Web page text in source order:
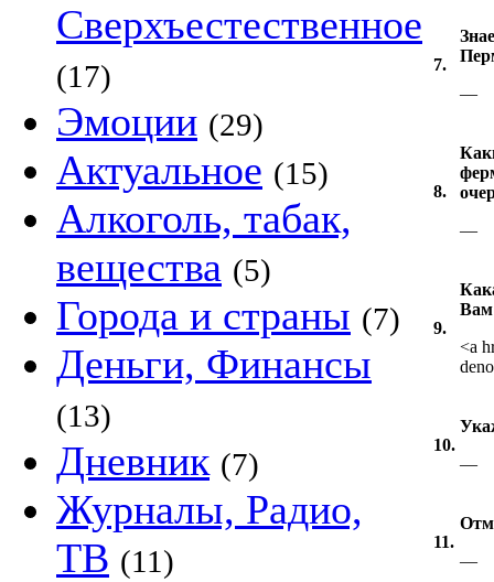
Сверхъестественное
(17)
Эмоции (29)
Актуальное (15)
Алкоголь, табак,
вещества (5)
Города и страны (7)
Деньги, Финансы
(13)
Дневник (7)
Журналы, Радио,
ТВ (11)
7.
—
8.
—
9.
Вам
<a
10.
—
11.
—